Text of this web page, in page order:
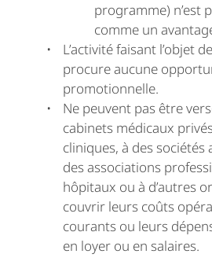
programme) n’est
comme un
L’activité faisant l’objet
procure aucune
promotionnelle.
Ne peuvent pas être
cabinets médicaux
cliniques, à des sociétés
des associations
hôpitaux ou à d’autres
couvrir leurs coûts
courants ou leurs
en loyer ou en salaires.